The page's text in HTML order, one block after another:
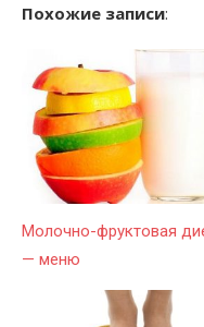
Похожие записи:
Молочно-фруктовая
— меню